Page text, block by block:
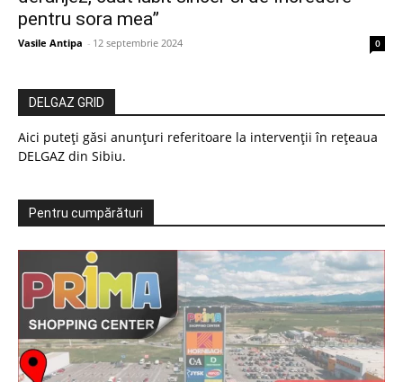
pentru sora mea”
Vasile Antipa - 12 septembrie 2024 0
DELGAZ GRID
Aici puteți găsi anunțuri referitoare la intervenții în rețeaua
DELGAZ din Sibiu.
Pentru cumpărături